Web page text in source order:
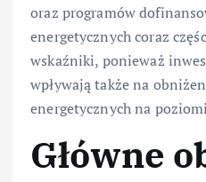
oraz programów
energetycznych coraz
wskaźniki, ponieważ
wpływają także na
energetycznych na
Główne